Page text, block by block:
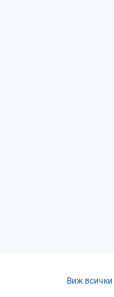
Виж всички